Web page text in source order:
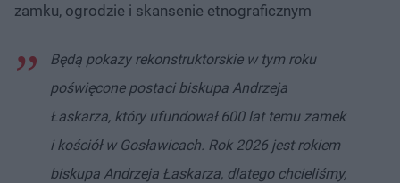
zamku, ogrodzie i skansenie etnograficznym
Będą pokazy rekonstruktorskie w tym roku
poświęcone postaci biskupa Andrzeja
Łaskarza, który ufundował 600 lat temu zamek
i kościół w Gosławicach. Rok 2026 jest rokiem
biskupa Andrzeja Łaskarza, dlatego chcieliśmy,